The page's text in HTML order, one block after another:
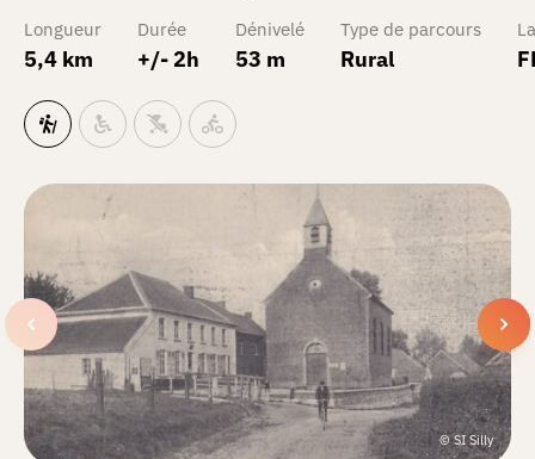
Longueur
5,4 km
Durée
+/- 2h
Dénivelé
53 m
Type de parcours
Rural
© SI Silly